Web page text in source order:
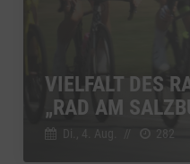
VIELFALT DES
„RAD AM
Di., 4. Aug. // 282
Google Ireland Limited, Irland